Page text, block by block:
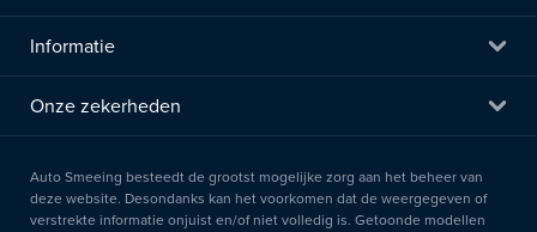
Informatie
Onze zekerheden
Auto Smeeing besteedt de grootst mogelijke zorg aan het beheer van
deze website. Desondanks kan het voorkomen dat de weergegeven of
verstrekte informatie onjuist en/of niet volledig is. Getoonde modellen